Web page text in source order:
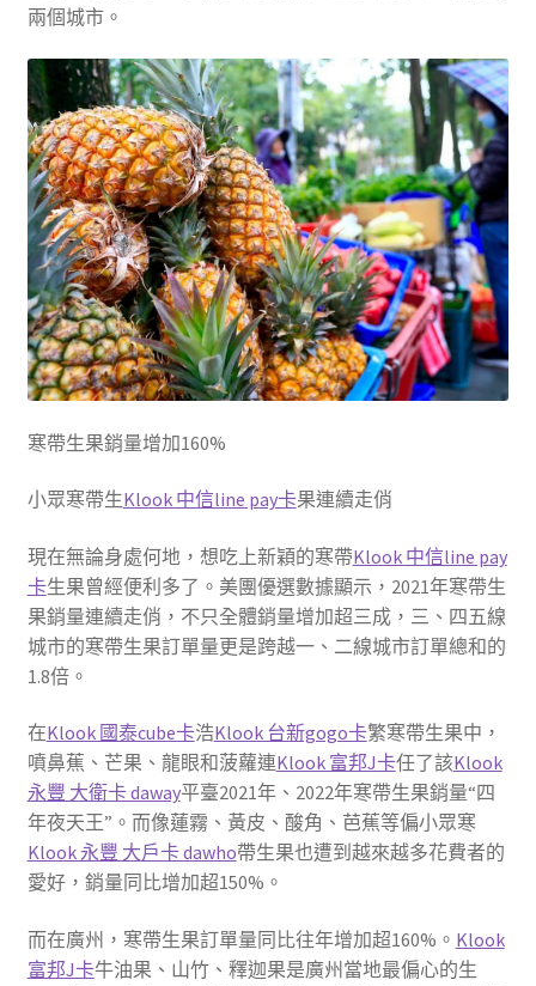
兩個城市。
寒帶生果銷量增加160%
小眾寒帶生Klook 中信line pay卡果連續走俏
現在無論身處何地，想吃上新穎的寒帶Klook 中信line pay
卡生果曾經便利多了。美團優選數據顯示，2021年寒帶生
果銷量連續走俏，不只全體銷量增加超三成，三、四五線
城市的寒帶生果訂單量更是跨越一、二線城市訂單總和的
1.8倍。
在Klook 國泰cube卡浩Klook 台新gogo卡繁寒帶生果中，
噴鼻蕉、芒果、龍眼和菠蘿連Klook 富邦J卡任了該Klook
永豐 大衛卡 daway平臺2021年、2022年寒帶生果銷量“四
年夜天王”。而像蓮霧、黃皮、酸角、芭蕉等偏小眾寒
Klook 永豐 大戶卡 dawho帶生果也遭到越來越多花費者的
愛好，銷量同比增加超150%。
而在廣州，寒帶生果訂單量同比往年增加超160%。 Klook
富邦J卡牛油果、山竹、釋迦果是廣州當地最偏心的生